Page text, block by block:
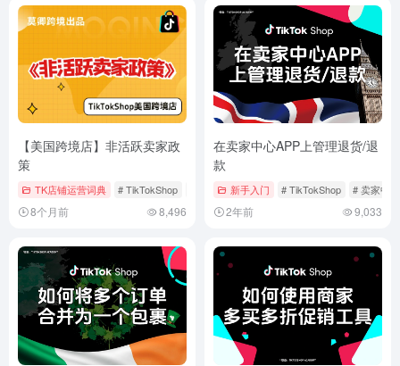
【美国跨境店】非活跃卖家政
策
TK店铺运营词典 # TikTokShop # 假期模式 # 店铺运营
8个月前 8,496
在卖家中心APP上管理退货/退
款
新手入门 # TikTokShop # 卖家中
2年前 9,033